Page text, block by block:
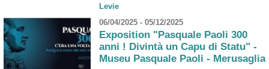
Levie
06/04/2025 - 05/12/2025
Exposition "Pasquale Paoli 300
anni ! Divintà un Capu di Statu" -
Museu Pasquale Paoli - Merusaglia